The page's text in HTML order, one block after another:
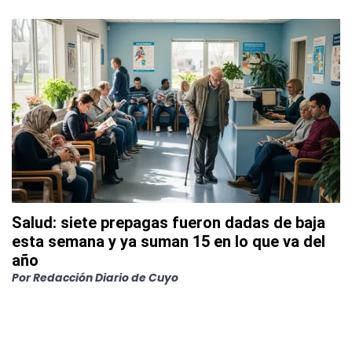
Salud: siete prepagas fueron dadas de baja
esta semana y ya suman 15 en lo que va del
año
PorRedacción Diario de Cuyo